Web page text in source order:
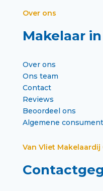
Over ons
Makelaar
Over ons
Ons team
Contact
Reviews
Beoordeel ons
Algemene
Van Vliet Makelaardij